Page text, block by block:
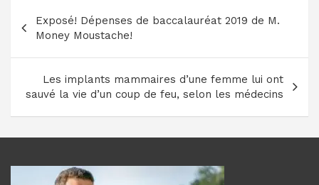
Navigation
de
l’article
Exposé! Dépenses de baccalauréat 2019 de M.
Money Moustache!
Les implants mammaires d’une femme lui ont
sauvé la vie d’un coup de feu, selon les médecins